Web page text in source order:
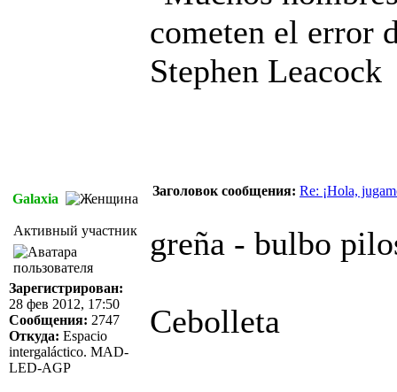
cometen el error
Stephen Leacock
Galaxia
Заголовок сообщения: Re: ¡Hola,
Активный участник
Зарегистрирован:
28 фев 2012, 17:50
Сообщения: 2747
Откуда: Espacio
intergaláctico. MAD-
LED-AGP
greña - bulbo
Cebolleta